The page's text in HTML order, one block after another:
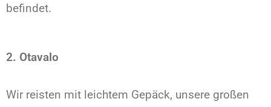
befindet.
2. Otavalo
Wir reisten mit leichtem Gepäck, unsere großen